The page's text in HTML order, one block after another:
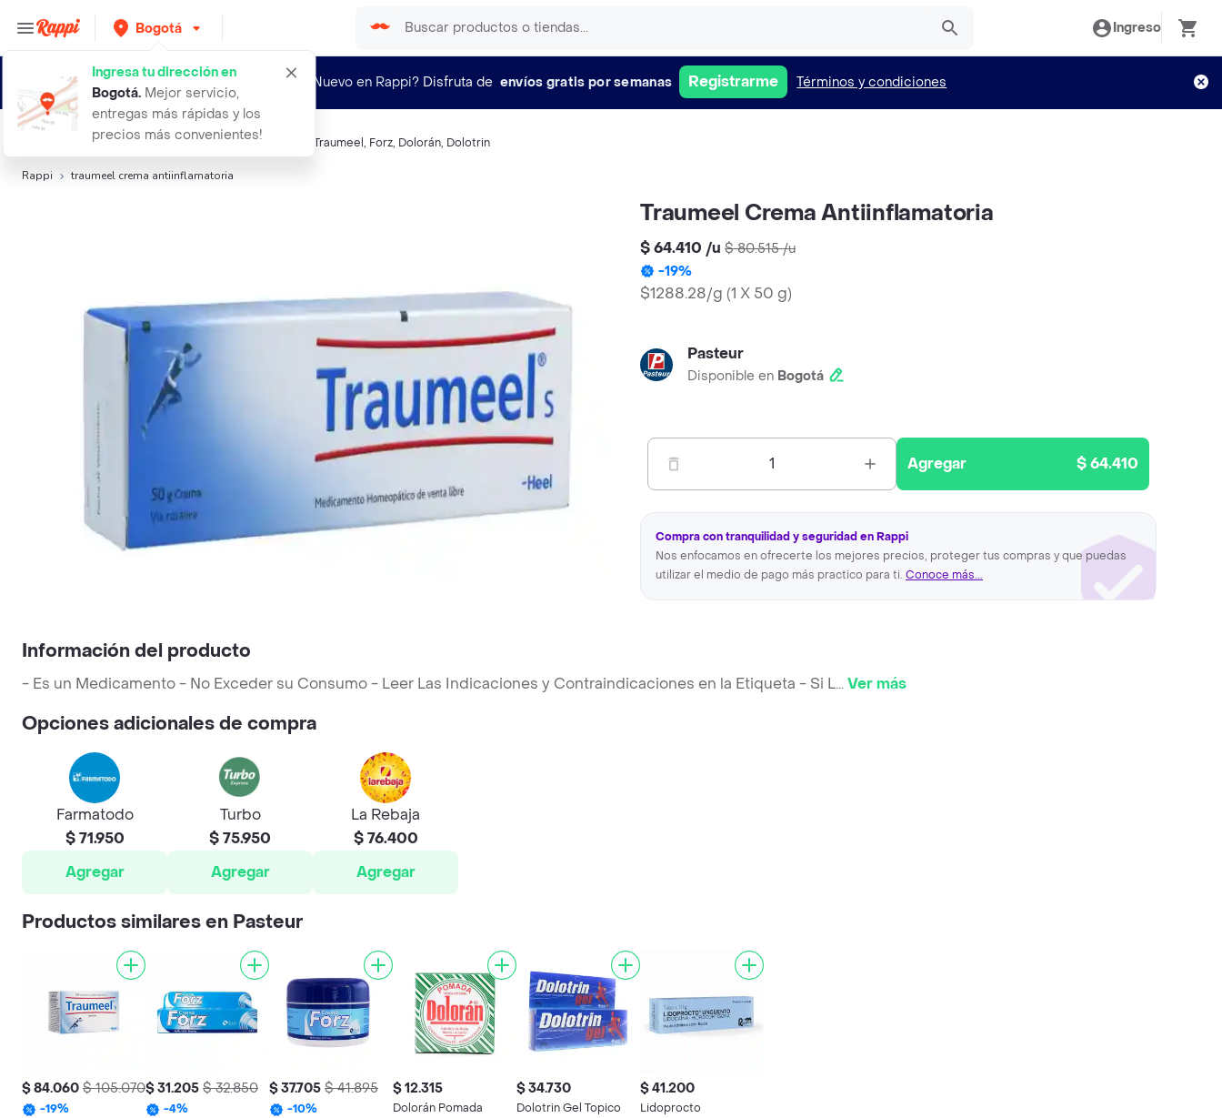
Bogotá
Ingresa tu dirección en
Bogotá. Mejor servicio,
entregas más rápidas y los
precios más convenientes!
Ingreso
¿Nuevo en Rappi? Disfruta de envíos gratis por semanas Registrarme Términos y condiciones
Búsquedas relacionadas:Muscular y Antiinflamatorio Traumeel , Forz, Dolorán, Dolotrin
Rappi traumeel crema antiinflamatoria
Traumeel Crema Antiinflamatoria
$ 64.410 /u $ 80.515/u
-19%
$1288.28/g (1 X 50 g)
Pasteur
Disponible en Bogotá
1 Agregar $ 64.410
Compra con tranquilidad y seguridad en Rappi
Nos enfocamos en ofrecerte los mejores precios, proteger tus compras y que puedas
utilizar el medio de pago más practico para ti. Conoce más...
Información del producto
- Es un Medicamento - No Exceder su Consumo - Leer Las Indicaciones y Contraindicaciones en la Etiqueta - Si L...Ver más
Opciones adicionales de compra
Farmatodo
$ 71.950
Agregar
Turbo
$ 75.950
Agregar
La Rebaja
$ 76.400
Agregar
Productos similares en Pasteur
$ 84.060 $ 105.070
-19%
$ 31.205 $ 32.850
-4%
$ 37.705 $ 41.895
-10%
$ 12.315
Dolorán Pomada
$ 34.730
Dolotrin Gel Topico
$ 41.200
Lidoprocto